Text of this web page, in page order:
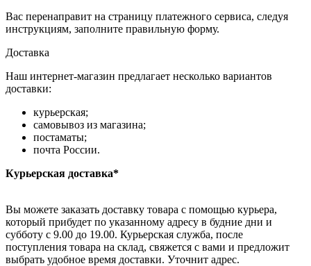
Вас перенаправит на страницу платежного сервиса, следуя
инструкциям, заполните правильную форму.
Доставка
Наш интернет-магазин предлагает несколько вариантов
доставки:
курьерская;
самовывоз из магазина;
постаматы;
почта России.
Курьерская доставка*
Вы можете заказать доставку товара с помощью курьера,
который прибудет по указанному адресу в будние дни и
субботу с 9.00 до 19.00. Курьерская служба, после
поступления товара на склад, свяжется с вами и предложит
выбрать удобное время доставки. Уточнит адрес.